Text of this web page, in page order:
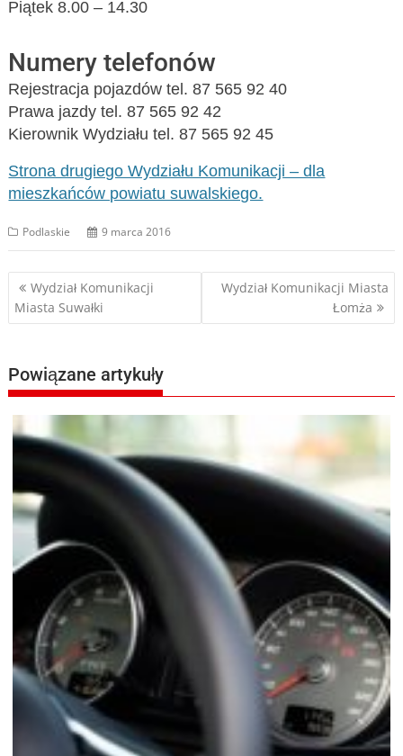
Piątek 8.00 – 14.30
Numery telefonów
Rejestracja pojazdów tel. 87 565 92 40
Prawa jazdy tel. 87 565 92 42
Kierownik Wydziału tel. 87 565 92 45
Strona drugiego Wydziału Komunikacji – dla
mieszkańców powiatu suwalskiego.
Podlaskie 9 marca 2016
Nawigacja
wpisu
Wydział Komunikacji
Miasta Suwałki
Wydział Komunikacji Miasta
Łomża
Powiązane artykuły